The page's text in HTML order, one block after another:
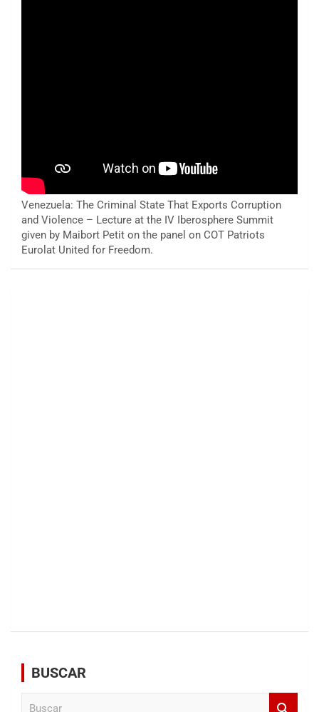
Venezuela: The Criminal State That Exports Corruption
and Violence – Lecture at the IV Iberosphere Summit
given by Maibort Petit on the panel on COT Patriots
Eurolat United for Freedom.
BUSCAR